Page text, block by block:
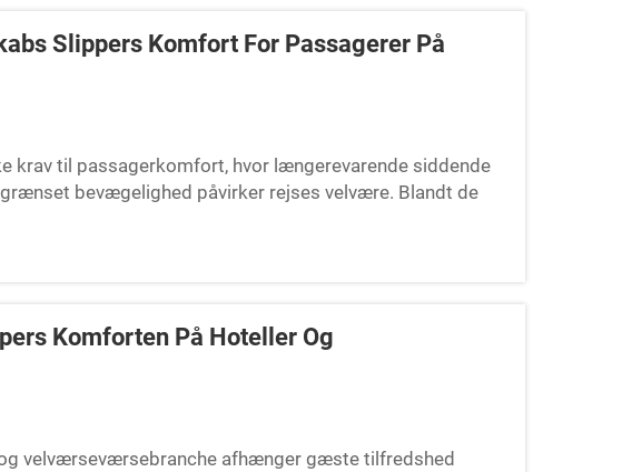
Slippers Komfort For Passagerer På
krav til passagerkomfort, hvor længerevarende siddende
bevægelighed påvirker rejses velvære. Blandt de
flyselselskaberne tilbyder, spiller flyselskå en vigtig
Komforten På Hoteller Og
velværseværsebranche afhænger gæste tilfredshed